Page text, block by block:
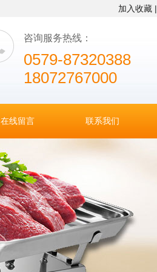
加入收藏 |
咨询服务热线：
0579-87320388
18072767000
在线留言 联系我们